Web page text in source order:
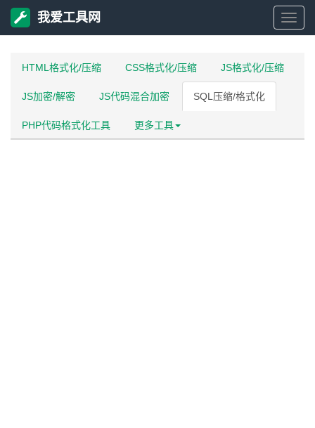
我
我爱工具网
HTML格式化/压缩 CSS格式化/压缩 JS格式化/压缩
JS加密/解密 JS代码混合加密 SQL压缩/格式化
PHP代码格式化工具 更多工具